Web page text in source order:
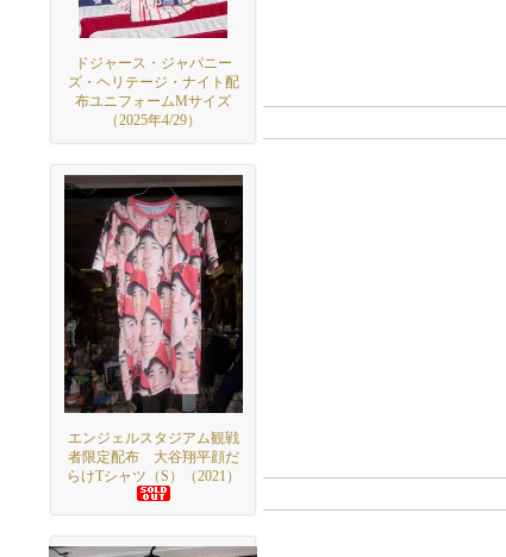
ドジャース・ジャパニー
ズ・ヘリテージ・ナイト配
布ユニフォームMサイズ
（2025年4/29）
エンジェルスタジアム観戦
者限定配布 大谷翔平顔だ
らけTシャツ（S）（2021）